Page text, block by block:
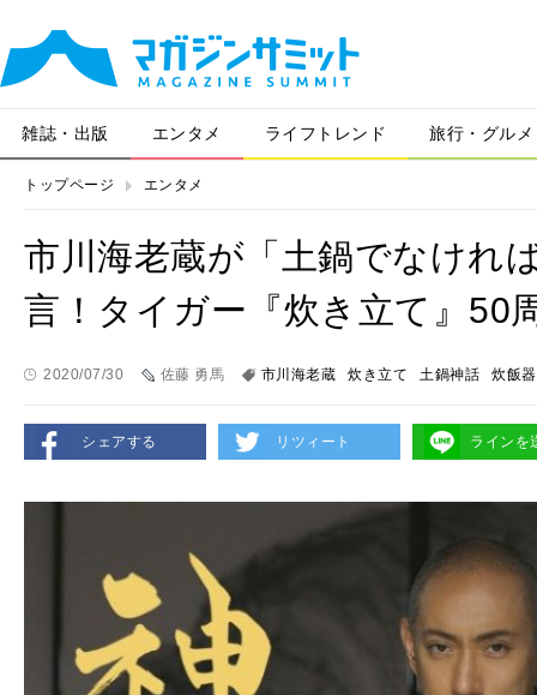
雑誌・出版 エンタメ ライフトレンド 旅行・グルメ
トップページ エンタメ
市川海老蔵が「土鍋でなけれ
言！タイガー『炊き立て』50
2020/07/30 佐藤 勇馬 市川海老蔵 炊き立て 土鍋神話 炊飯器
シェアする リツィート ラインを